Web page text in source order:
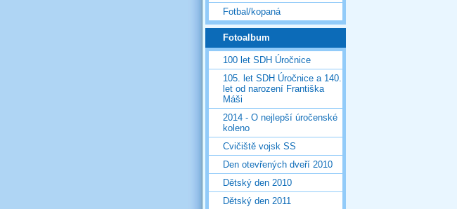
Fotbal/kopaná
Fotoalbum
100 let SDH Úročnice
105. let SDH Úročnice a 140.
let od narození Františka
Máši
2014 - O nejlepší úročenské
koleno
Cvičiště vojsk SS
Den otevřených dveří 2010
Dětský den 2010
Dětský den 2011